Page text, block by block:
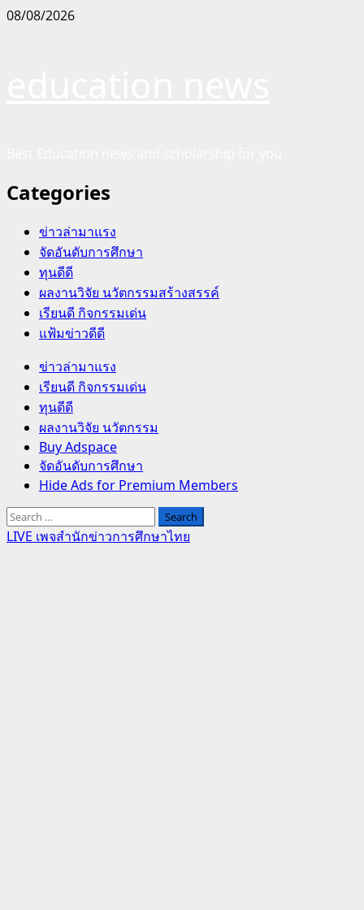
Skip
08/08/2026
Categories
ข่าวล่ามาแรง
จัดอันดับการศึกษา
ทุนดีดี
ผลงานวิจัย นวัตกรรมสร้างสรรค์
เรียนดี กิจกรรมเด่น
แฟ้มข่าวดีดี
Primary
Menu
ข่าวล่ามาแรง
เรียนดี กิจกรรมเด่น
ทุนดีดี
ผลงานวิจัย นวัตกรรม
Buy Adspace
จัดอันดับการศึกษา
Hide Ads for Premium Members
Search
for:
LIVE เพจสำนักข่าวการศึกษาไทย